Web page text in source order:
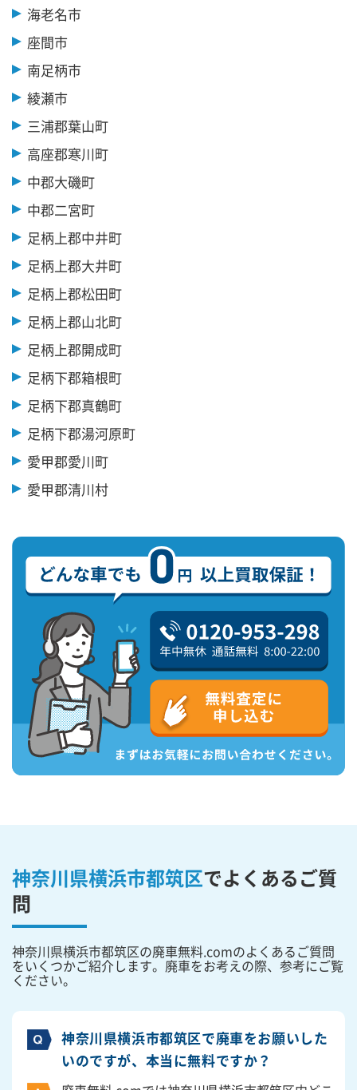
海老名市
座間市
南足柄市
綾瀬市
三浦郡葉山町
高座郡寒川町
中郡大磯町
中郡二宮町
足柄上郡中井町
足柄上郡大井町
足柄上郡松田町
足柄上郡山北町
足柄上郡開成町
足柄下郡箱根町
足柄下郡真鶴町
足柄下郡湯河原町
愛甲郡愛川町
愛甲郡清川村
神奈川県横浜市都筑区でよくあるご質
問
神奈川県横浜市都筑区の廃車無料.comのよくあるご質問
をいくつかご紹介します。廃車をお考えの際、参考にご覧
ください。
神奈川県横浜市都筑区で廃車をお願いした
いのですが、本当に無料ですか？